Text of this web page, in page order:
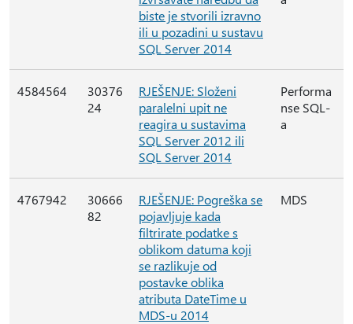
biste je stvorili izravno
ili u pozadini u sustavu
SQL Server 2014
4584564
30376
24
RJEŠENJE: Složeni
paralelni upit ne
reagira u sustavima
SQL Server 2012 ili
SQL Server 2014
Performa
nse SQL-
a
4767942
30666
82
RJEŠENJE: Pogreška se
pojavljuje kada
filtrirate podatke s
oblikom datuma koji
se razlikuje od
postavke oblika
atributa DateTime u
MDS-u 2014
MDS